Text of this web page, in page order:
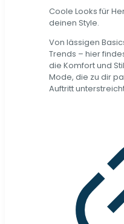
Coole Looks für
deinen Style.
Von lässigen
Trends – hier
die Komfort und
Mode, die zu dir
Auftritt